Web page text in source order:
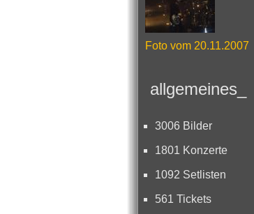
Foto vom 20.11.2007
allgemeines_
3006 Bilder
1801 Konzerte
1092 Setlisten
561 Tickets